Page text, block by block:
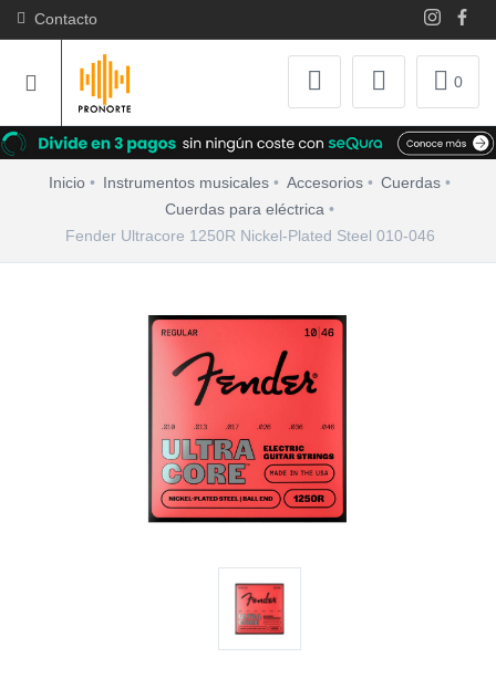
Contacto
0
Inicio Instrumentos musicales Accesorios
Cuerdas
Cuerdas para eléctrica
Fender Ultracore 1250R Nickel-Plated Steel 010-046